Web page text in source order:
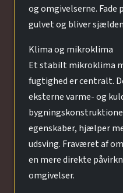
og omgivelserne.
gulvet og bliver
Klima og mikroklima
Et stabilt mikroklima
fugtighed er centralt.
eksterne varme- og
egenskaber, hjælper
udsving. Fraværet af
en mere direkte
omgivelser.